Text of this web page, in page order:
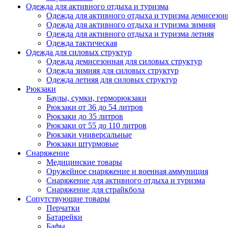
Одежда для активного отдыха и туризма
Одежда для активного отдыха и туризма
Одежда для активного отдыха и туризма зимняя
Одежда для активного отдыха и туризма летняя
Одежда тактическая
Одежда для силовых структур
Одежда демисезонная для силовых структур
Одежда зимняя для силовых структур
Одежда летняя для силовых структур
Рюкзаки
Баулы, сумки, герморюкзаки
Рюкзаки от 36 до 54 литров
Рюкзаки до 35 литров
Рюкзаки от 55 до 110 литров
Рюкзаки универсальные
Рюкзаки штурмовые
Снаряжение
Медицинские товары
Оружейное снаряжение и военная аммуниция
Снаряжение для активного отдыха и туризма
Снаряжение для страйкбола
Сопутствующие товары
Перчатки
Батарейки
Бафы